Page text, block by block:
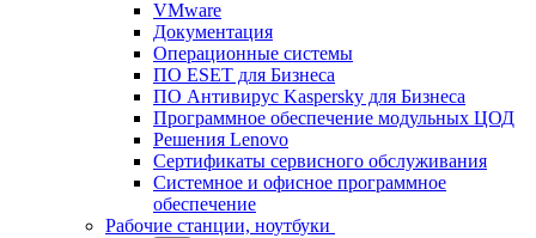
VMware
Документация
Операционные системы
ПО ESET для Бизнеса
ПО Антивирус Kaspersky для Бизнеса
Программное обеспечение модульных ЦОД
Решения Lenovo
Сертификаты сервисного обслуживания
Системное и офисное программное
обеспечение
Рабочие станции, ноутбуки